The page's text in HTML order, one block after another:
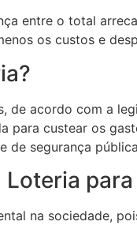
entre o total
os custos e
de acordo com a
custear os
de segurança
na sociedade,